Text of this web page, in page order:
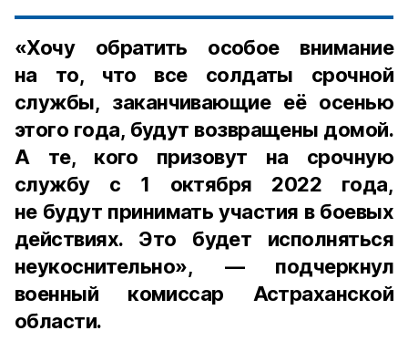
«Хочу обратить особое внимание
на то, что все солдаты срочной
службы, заканчивающие её осенью
этого года, будут возвращены домой.
А те, кого призовут на срочную
службу с 1 октября 2022 года,
не будут принимать участия в боевых
действиях. Это будет исполняться
неукоснительно», — подчеркнул
военный комиссар Астраханской
области.